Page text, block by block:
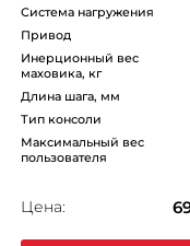
Система нагружения
Привод
Инерционный вес
маховика, кг
Длина шага, мм
Тип консоли
Максимальный вес
пользователя
Цена: